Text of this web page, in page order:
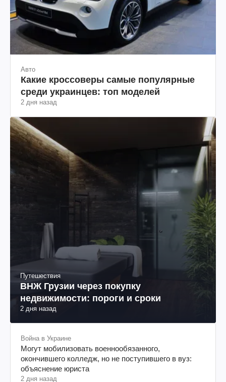
Авто
Какие кроссоверы самые популярные
среди украинцев: топ моделей
2 дня назад
Путешествия
ВНЖ Грузии через покупку
недвижимости: пороги и сроки
2 дня назад
Война в Украине
Могут мобилизовать военнообязанного,
окончившего колледж, но не поступившего в вуз:
объяснение юриста
2 дня назад